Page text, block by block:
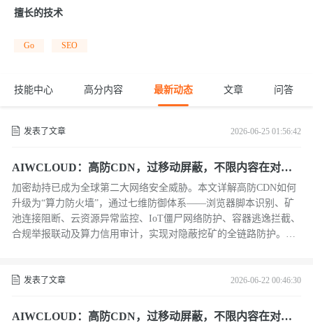
擅长的技术
Go SEO
技能中心 高分内容 最新动态 文章 问答
发表了文章 2026-06-25 01:56:42
AIWCLOUD：高防CDN，过移动屏蔽，不限内容在对抗
加密劫持下
加密劫持已成为全球第二大网络安全威胁。本文详解高防CDN如何
升级为“算力防火墙”，通过七维防御体系——浏览器脚本识别、矿
池连接阻断、云资源异常监控、IoT僵尸网络防护、容器逃逸拦截、
合规举报联动及算力信用审计，实现对隐蔽挖矿的全链路防护。（2
发表了文章 2026-06-22 00:46:30
AIWCLOUD：高防CDN，过移动屏蔽，不限内容在对抗